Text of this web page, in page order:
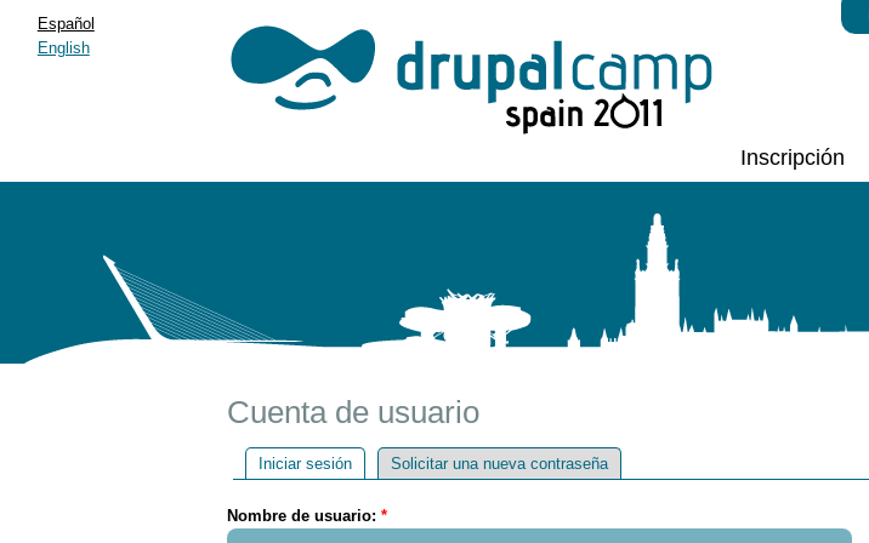
Inscripción
Español
English
Cuenta de usuario
Iniciar sesión Solicitar una nueva contraseña
Nombre de usuario: *